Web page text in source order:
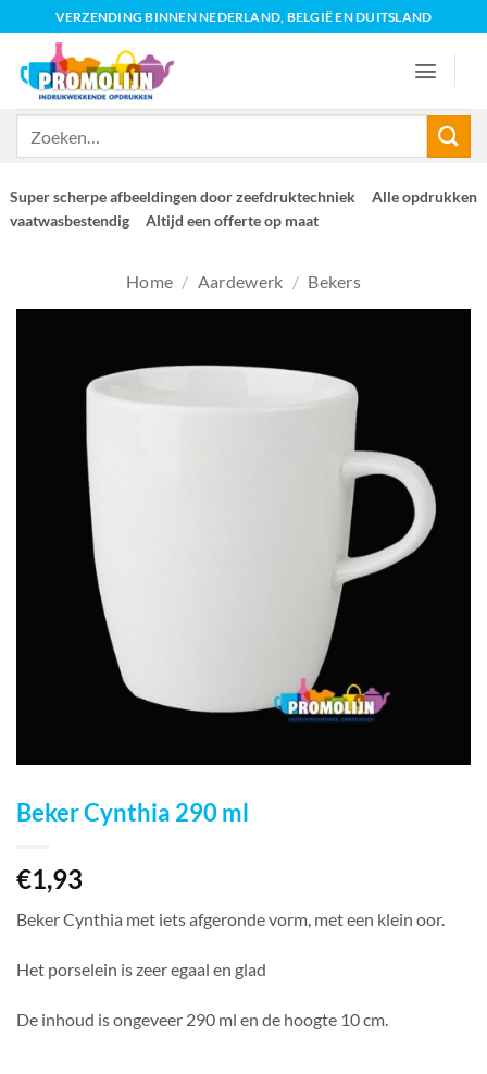
naar
inhoud
VERZENDING BINNEN NEDERLAND, BELGIË EN DUITSLAND
Super scherpe afbeeldingen door zeefdruktechniek Alle opdrukken
vaatwasbestendig Altijd een offerte op maat
Home / Aardewerk / Bekers
Beker Cynthia 290 ml
€1,93
Beker Cynthia met iets afgeronde vorm, met een klein oor.
Het porselein is zeer egaal en glad
De inhoud is ongeveer 290 ml en de hoogte 10 cm.